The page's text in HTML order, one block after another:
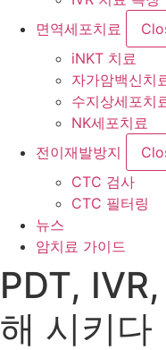
면역세포치료
iNKT 치료
자가암백신치
수지상세포치
NK세포치료
전이재발방지
CTC 검사
CTC 필터링
뉴스
암치료 가이드
PDT,
해 시키다